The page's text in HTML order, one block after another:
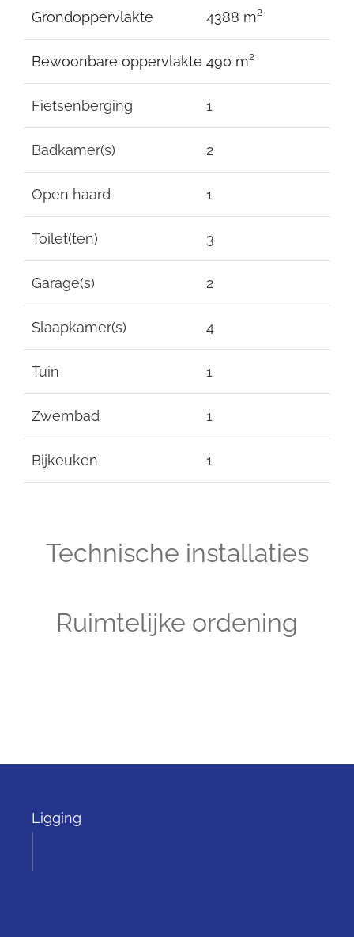
Technische installaties
Ruimtelijke ordening
Grondoppervlakte 4388 m²
Bewoonbare oppervlakte 490 m²
Fietsenberging 1
Badkamer(s) 2
Open haard 1
Toilet(ten) 3
Garage(s) 2
Slaapkamer(s) 4
Tuin 1
Zwembad 1
Bijkeuken 1
Ligging